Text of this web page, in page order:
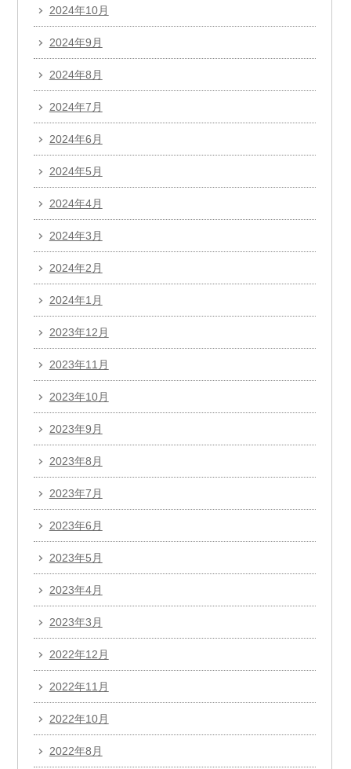
2024年10月
2024年9月
2024年8月
2024年7月
2024年6月
2024年5月
2024年4月
2024年3月
2024年2月
2024年1月
2023年12月
2023年11月
2023年10月
2023年9月
2023年8月
2023年7月
2023年6月
2023年5月
2023年4月
2023年3月
2022年12月
2022年11月
2022年10月
2022年8月